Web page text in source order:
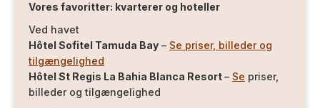
Vores favoritter: kvarterer og hoteller
Ved havet
Hôtel Sofitel Tamuda Bay – Se priser, billeder og
tilgængelighed
Hôtel St Regis La Bahia Blanca Resort– Se priser,
billeder og tilgængelighed